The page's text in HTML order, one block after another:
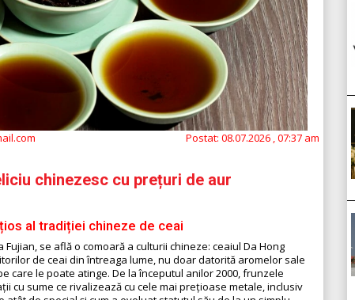
Postat: 08.07.2026 , 07:37 am
chinezesc cu prețuri de aur
al tradiției chineze de ceai
se află o comoară a culturii chineze: ceaiul Da Hong
de ceai din întreaga lume, nu doar datorită aromelor sale
care le poate atinge. De la începutul anilor 2000, frunzele
cu sume ce rivalizează cu cele mai prețioase metale, inclusiv